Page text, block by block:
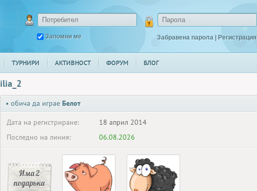
Запомни ме Забравена парола | Регистрация
ТУРНИРИ АКТИВНОСТ ФОРУМ БЛОГ
ilia_2
• обича да играе Белот
Дата на регистриране:
18 април 2014
Последно на линия:
06.08.2026
Има 2
подаръка